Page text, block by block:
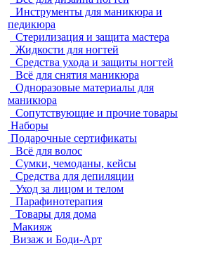
Инструменты для маникюра и
педикюра
Стерилизация и защита мастера
Жидкости для ногтей
Средства ухода и защиты ногтей
Всё для снятия маникюра
Одноразовые материалы для
маникюра
Сопутствующие и прочие товары
Наборы
Подарочные сертификаты
Всё для волос
Сумки, чемоданы, кейсы
Средства для депиляции
Уход за лицом и телом
Парафинотерапия
Товары для дома
Макияж
Визаж и Боди-Арт